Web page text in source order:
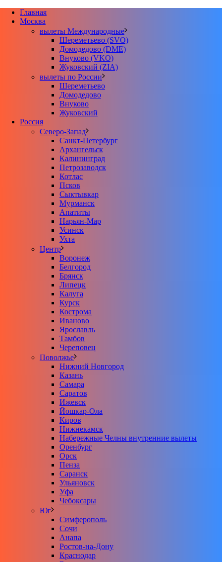
Главная
Москва
вылеты Международные
Шереметьево (SVO)
Домодедово (DME)
Внуково (VKO)
Жуковский (ZIA)
вылеты по России
Шереметьево
Домодедово
Внуково
Жуковский
Россия
Северо-Запад
Санкт-Петербург
Архангельск
Калининград
Петрозаводск
Котлас
Псков
Сыктывкар
Мурманск
Апатиты
Нарьян-Мар
Усинск
Ухта
Центр
Воронеж
Белгород
Брянск
Липецк
Калуга
Курск
Кострома
Иваново
Ярославль
Тамбов
Череповец
Поволжье
Нижний Новгород
Казань
Самара
Саратов
Ижевск
Йошкар-Ола
Киров
Нижнекамск
Набережные Челны внутренние вылеты
Оренбург
Орск
Пенза
Саранск
Ульяновск
Уфа
Чебоксары
Юг
Симферополь
Сочи
Анапа
Ростов-на-Дону
Краснодар